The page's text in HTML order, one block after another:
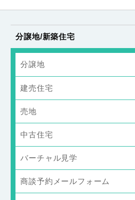
分譲地/新築住宅
分譲地
建売住宅
売地
中古住宅
バーチャル見学
商談予約メールフォーム